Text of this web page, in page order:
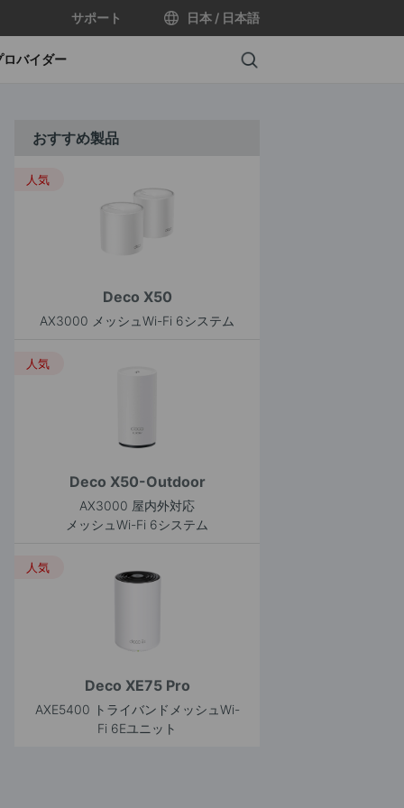
サポート 日本 / 日本語
バイダー Search
おすすめ製品
Deco X50
AX3000 メッシュWi-Fi 6システム
人気
Deco X50-Outdoor
AX3000 屋内外対応
メッシュWi-Fi 6システム
人気
Deco XE75 Pro
AXE5400 トライバンドメッシュWi-
Fi 6Eユニット
人気